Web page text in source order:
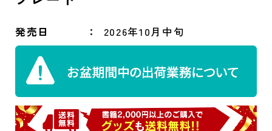
発売日 2026年10月中旬